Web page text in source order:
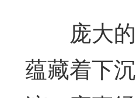
庞大的
蕴藏着下